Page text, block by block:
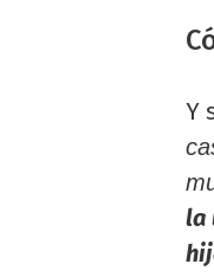
Y
la